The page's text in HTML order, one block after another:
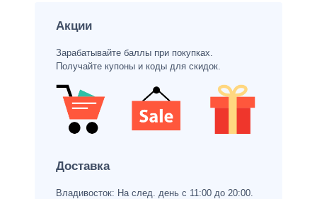
Акции
Зарабатывайте баллы при покупках.
Получайте купоны и коды для скидок.
Доставка
Владивосток: На след. день с 11:00 до 20:00.